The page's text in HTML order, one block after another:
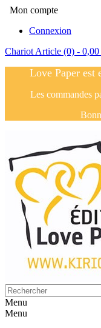
Mon compte
Connexion
Chariot Article (0) - 0,00
Love Paper est
Les commandes
Menu
Menu